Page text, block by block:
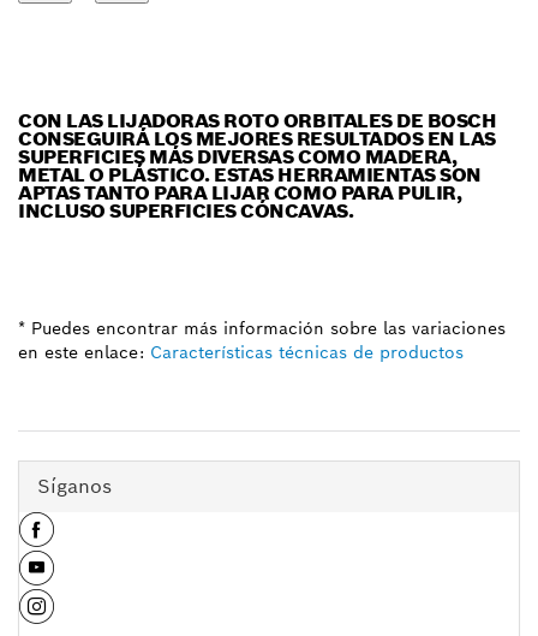
CON LAS LIJADORAS ROTO ORBITALES DE BOSCH
CONSEGUIRÁ LOS MEJORES RESULTADOS EN LAS
SUPERFICIES MÁS DIVERSAS COMO MADERA,
METAL O PLÁSTICO. ESTAS HERRAMIENTAS SON
APTAS TANTO PARA LIJAR COMO PARA PULIR,
INCLUSO SUPERFICIES CÓNCAVAS.
* Puedes encontrar más información sobre las variaciones
en este enlace: Características técnicas de productos
Síganos